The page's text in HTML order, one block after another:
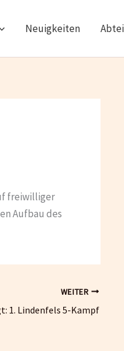
Neuigkeiten
freiwilliger
Aufbau des
WEITER
1. Lindenfels 5-Kampf